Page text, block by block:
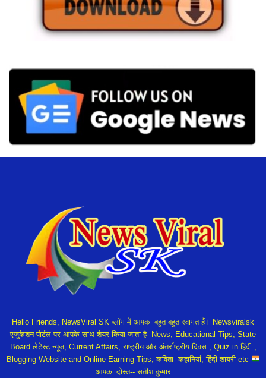
Hello Friends, NewsViral SK ब्लॉग में आपका बहुत बहुत स्वागत हैं। Newsviralsk
एजुकेशन पोर्टल पर आपके साथ शेयर किया जाता है- News, Educational Tips, State
Board लेटेस्ट न्यूज, Current Affairs, राष्ट्रीय और अंतर्राष्ट्रीय दिवस , Quiz in हिंदी ,
Blogging Website and Online Earning Tips, कविता- कहानियां, हिंदी शायरी etc
आपका दोस्त-- सतीश कुमार